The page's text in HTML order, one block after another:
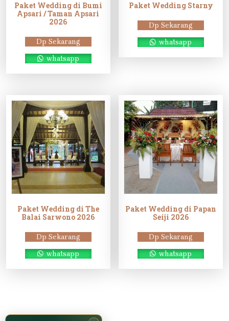
Paket Wedding di Bumi
Apsari / Taman Apsari
2026
Dp Sekarang
whatsapp
Paket Wedding Starny
Dp Sekarang
whatsapp
Paket Wedding di The
Balai Sarwono 2026
Dp Sekarang
whatsapp
Paket Wedding di Papan
Seiji 2026
Dp Sekarang
whatsapp